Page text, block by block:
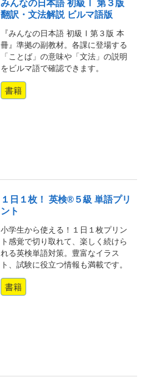
みんなの日本語 初級Ⅰ 第３版
翻訳・文法解説 ビルマ語版
『みんなの日本語 初級Ⅰ第３版 本
冊』準拠の副教材。各課に登場する
「ことば」の意味や「文法」の説明
をビルマ語で確認できます。
書籍
１日１枚！ 英検®５級 単語プリ
ント
小学生から使える！１日１枚プリン
ト感覚で切り取れて、楽しく続けら
れる英検単語対策。豊富なイラス
ト、試験に役立つ情報も満載です。
書籍